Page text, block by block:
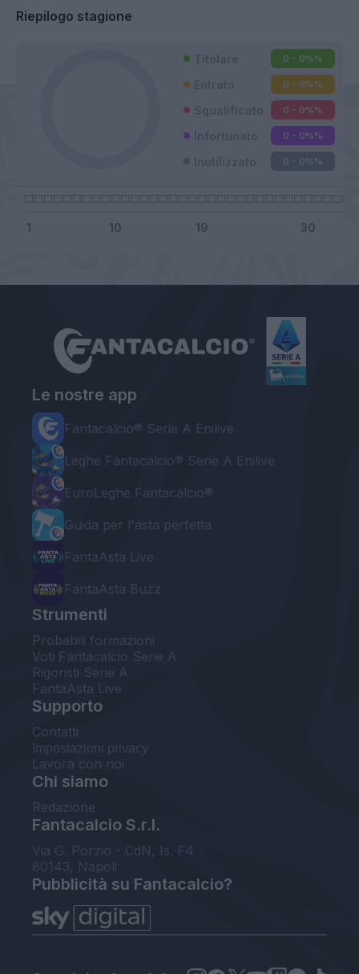
Riepilogo stagione
0 - 0%%
0 - 0%%
0 - 0%%
0 - 0%%
0 - 0%%
Le nostre app
Fantacalcio® Serie A Enilive
Leghe Fantacalcio® Serie A Enilive
EuroLeghe Fantacalcio®
Guida per l'asta perfetta
FantaAsta Live
FantaAsta Buzz
Strumenti
Probabili formazioni
Voti Fantacalcio Serie A
Rigoristi Serie A
FantaAsta Live
Supporto
Contatti
Impostazioni privacy
Lavora con noi
Chi siamo
Redazione
Fantacalcio S.r.l.
Via G. Porzio - CdN, Is. F4
80143, Napoli
Pubblicità su Fantacalcio?